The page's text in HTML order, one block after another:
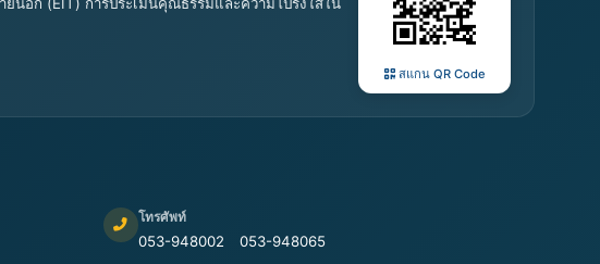
สแกน QR Code
โทรศัพท์
053-948002 053-948065